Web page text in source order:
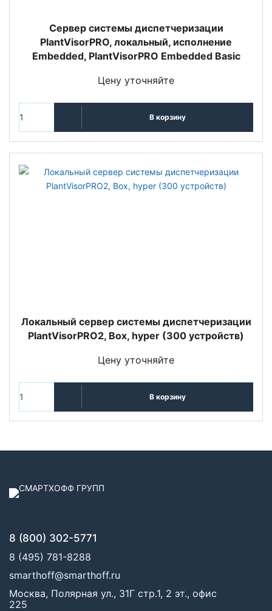
Сервер системы диспетчеризации
PlantVisorPRO, локальный, исполнение
Embedded, PlantVisorPRO Embedded Basic
Цену уточняйте
В корзину
Локальный сервер системы диспетчеризации
PlantVisorPRO2, Box, hyper (300 устройств)
Цену уточняйте
В корзину
8 (800) 302-5771
8 (495) 781-8288
smarthoff@smarthoff.ru
Москва, Полярная ул., 31Г стр.1, 2 эт., офис
225